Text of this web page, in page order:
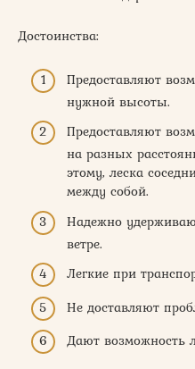
Достоинства:
Предоставляют
нужной высоты.
Предоставляют
на разных
этому, леска
между собой.
Надежно
ветре.
Легкие при
Не доставляют
Дают возможность